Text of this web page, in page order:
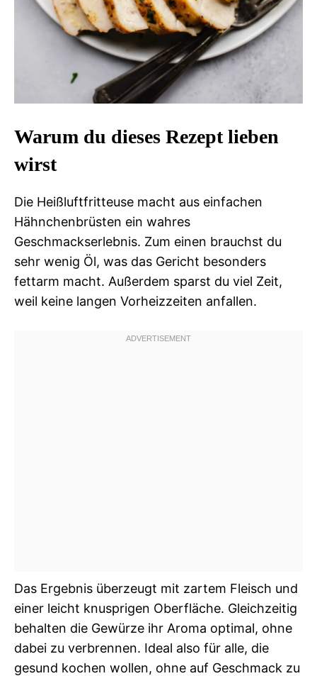
Warum du dieses Rezept lieben
wirst
Die Heißluftfritteuse macht aus einfachen
Hähnchenbrüsten ein wahres
Geschmackserlebnis. Zum einen brauchst du
sehr wenig Öl, was das Gericht besonders
fettarm macht. Außerdem sparst du viel Zeit,
weil keine langen Vorheizzeiten anfallen.
Das Ergebnis überzeugt mit zartem Fleisch und
einer leicht knusprigen Oberfläche. Gleichzeitig
behalten die Gewürze ihr Aroma optimal, ohne
dabei zu verbrennen. Ideal also für alle, die
gesund kochen wollen, ohne auf Geschmack zu